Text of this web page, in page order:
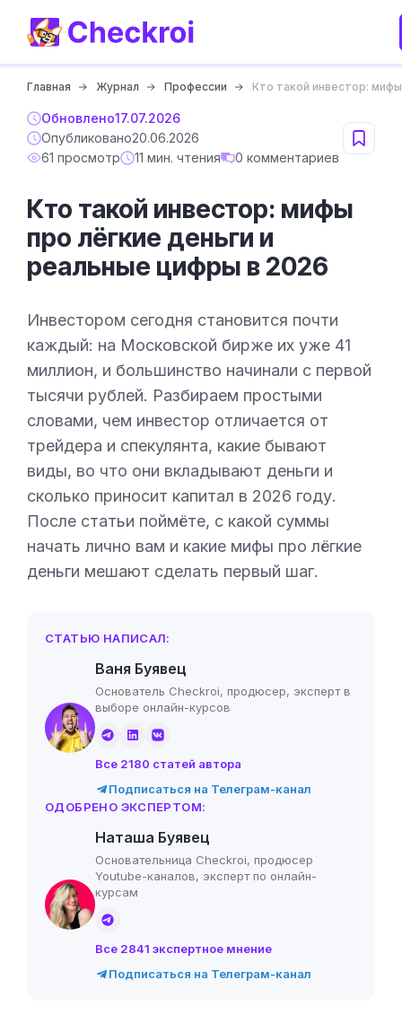
Главная Журнал Профессии Кто такой инвестор:
Обновлено17.07.2026
Опубликовано20.06.2026
61 просмотр
11 мин. чтения 0 комментариев
Кто такой инвестор: мифы
про лёгкие деньги и
реальные цифры в 2026
Инвестором сегодня становится почти
каждый: на Московской бирже их уже 41
миллион, и большинство начинали с первой
тысячи рублей. Разбираем простыми
словами, чем инвестор отличается от
трейдера и спекулянта, какие бывают
виды, во что они вкладывают деньги и
сколько приносит капитал в 2026 году.
После статьи поймёте, с какой суммы
начать лично вам и какие мифы про лёгкие
деньги мешают сделать первый шаг.
СТАТЬЮ НАПИСАЛ:
Ваня Буявец
Основатель Checkroi, продюсер, эксперт в
выборе онлайн-курсов
Все 2180 статей автора
Подписаться на Телеграм-канал
ОДОБРЕНО ЭКСПЕРТОМ:
Наташа Буявец
Основательница Checkroi, продюсер
Youtube-каналов, эксперт по онлайн-
курсам
Все 2841 экспертное мнение
Подписаться на Телеграм-канал